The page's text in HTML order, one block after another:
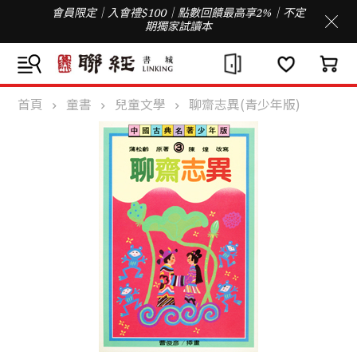
會員限定｜入會禮$100｜點數回饋最高享2%｜不定
期獨家試讀本
首頁 童書 兒童文學 聊齋志異(青少年版)